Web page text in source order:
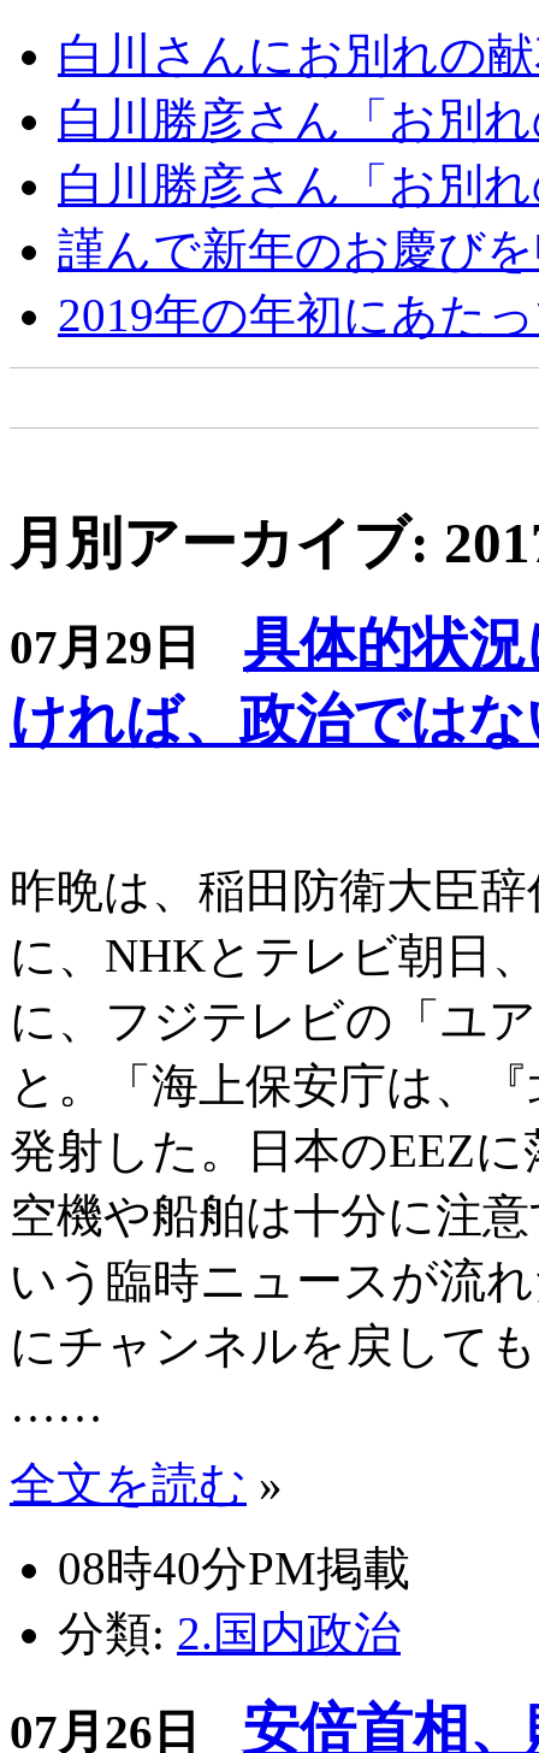
白川さんにお別れの
白川勝彦さん「お別
白川勝彦さん「お別
謹んで新年のお慶び
2019年の年初にあた
月別アーカイブ:
07月29日
具体的状
ければ、政治では
昨晩は、稲田防衛大臣
に、NHKとテレビ朝日
に、フジテレビの「ユ
と。「海上保安庁は、
発射した。日本のEEZ
空機や船舶は十分に注
いう臨時ニュースが流
にチャンネルを戻して
……
全文を読む »
08時40分PM掲載
分類: 2.国内政治
07月26日
安倍首相